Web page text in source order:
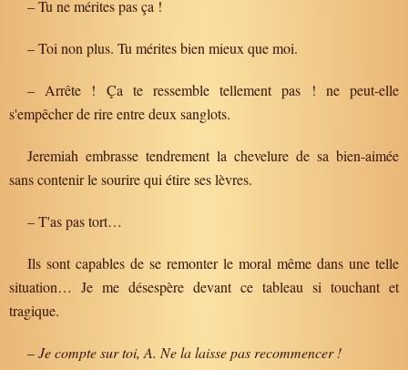
– Tu ne mérites pas ça !
– Toi non plus. Tu mérites bien mieux que moi.
– Arrête ! Ça te ressemble tellement pas ! ne peut-elle
s'empêcher de rire entre deux sanglots.
Jeremiah embrasse tendrement la chevelure de sa bien-aimée
sans contenir le sourire qui étire ses lèvres.
– T'as pas tort…
Ils sont capables de se remonter le moral même dans une telle
situation… Je me désespère devant ce tableau si touchant et
tragique.
–Je compte sur toi, A. Ne la laisse pas recommencer !